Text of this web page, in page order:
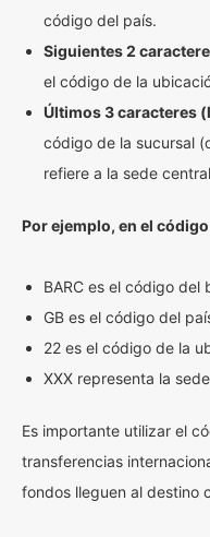
código del país.
Siguientes 2
el código de la
Últimos 3 caracteres
código de la sucursal
refiere a la sede
Por ejemplo, en el
BARC es el código del
GB es el código del
22 es el código de la
XXX representa la
Es importante utilizar el
transferencias
fondos lleguen al destino